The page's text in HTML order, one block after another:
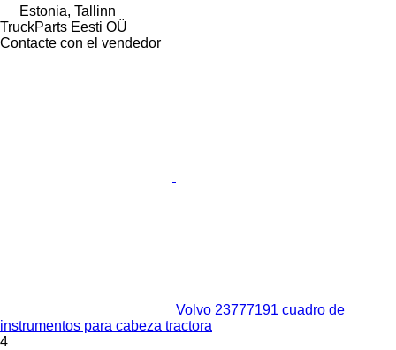
Estonia, Tallinn
TruckParts Eesti OÜ
Contacte con el vendedor
Volvo 23777191 cuadro de
instrumentos para cabeza tractora
4